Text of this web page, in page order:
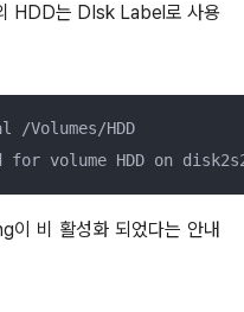
HDD는 DIsk Label로 사용
Volumes/HDD
volume HDD on
이 비 활성화 되었다는 안내